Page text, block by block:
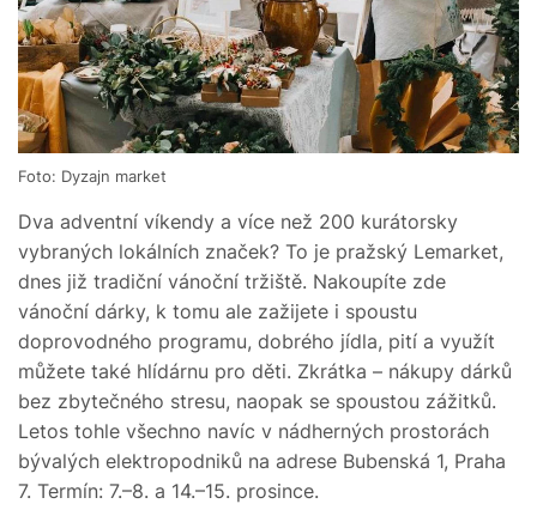
Foto: Dyzajn market
Dva adventní víkendy a více než 200 kurátorsky
vybraných lokálních značek? To je pražský Lemarket,
dnes již tradiční vánoční tržiště. Nakoupíte zde
vánoční dárky, k tomu ale zažijete i spoustu
doprovodného programu, dobrého jídla, pití a využít
můžete také hlídárnu pro děti. Zkrátka – nákupy dárků
bez zbytečného stresu, naopak se spoustou zážitků.
Letos tohle všechno navíc v nádherných prostorách
bývalých elektropodniků na adrese Bubenská 1, Praha
7. Termín: 7.–8. a 14.–15. prosince.